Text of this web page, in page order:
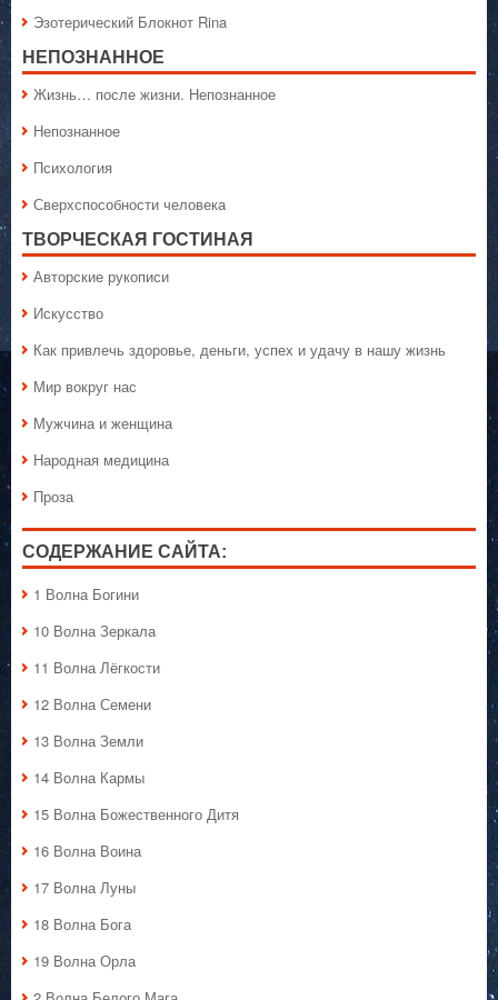
Эзотерический Блокнот Rina
НЕПОЗНАННОЕ
Жизнь… после жизни. Непознанное
Непознанное
Психология
Сверхспособности человека
ТВОРЧЕСКАЯ ГОСТИНАЯ
Авторские рукописи
Искусство
Как привлечь здоровье, деньги, успех и удачу в нашу жизнь
Мир вокруг нас
Мужчина и женщина
Народная медицина
Проза
СОДЕРЖАНИЕ САЙТА:
1 Волна Богини
10 Волна Зеркала
11 Волна Лёгкости
12 Волна Семени
13 Волна Земли
14 Волна Кармы
15 Волна Божественного Дитя
16 Волна Воина
17 Волна Луны
18 Волна Бога
19 Волна Орла